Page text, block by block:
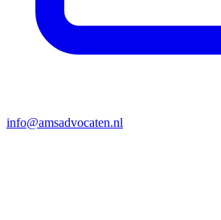
info@amsadvocaten.nl